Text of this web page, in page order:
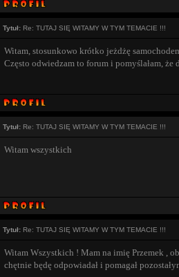
Tytuł: Re: TUTAJ SIĘ WITAMY W TYM TEMACIE !!!
Witam, stosunkowo krótko jeżdżę
Często odwiedzam to forum i pomyślałam, że
Tytuł: Re: TUTAJ SIĘ WITAMY W TYM TEMACIE !!!
Witam wszystkich
Tytuł: Re: TUTAJ SIĘ WITAMY W TYM TEMACIE !!!
Witam Wszystkich ! Mam na imię Przemek ,
chętnie będę odpowiadał i pomagał